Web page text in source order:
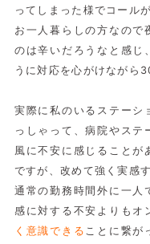
ってしまった様でコール
お一人暮らしの方なので
のは辛いだろうなと感じ
うに対応を心がけながら
実際に私のいるステーシ
っしゃって、病院やステ
風に不安に感じることが
ですが、改めて強く実感
通常の勤務時間外に一人
感に対する不安よりもオ
く意識できる ことに繋が